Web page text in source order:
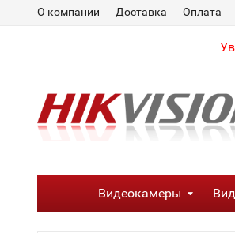
О компании Доставка Оплата
Видеокамеры